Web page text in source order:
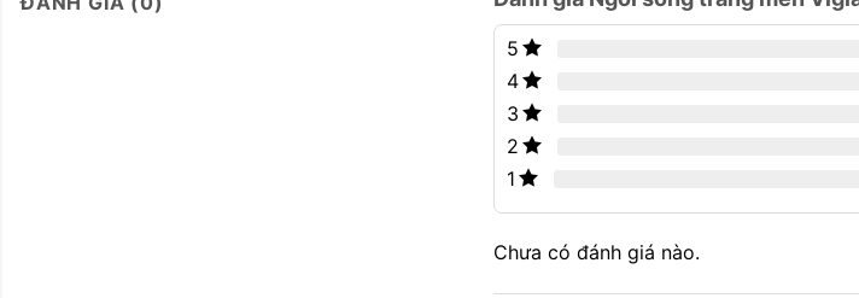
5
4
3
2
1
Chưa có đánh giá nào.